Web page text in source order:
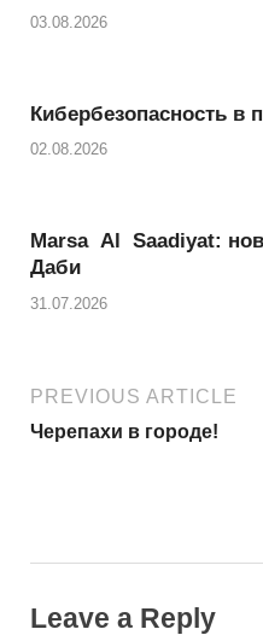
03.08.2026
Кибербезопасность в
02.08.2026
Marsa Al Saadiyat:
Даби
31.07.2026
PREVIOUS ARTICLE
Черепахи в городе!
Leave a Reply